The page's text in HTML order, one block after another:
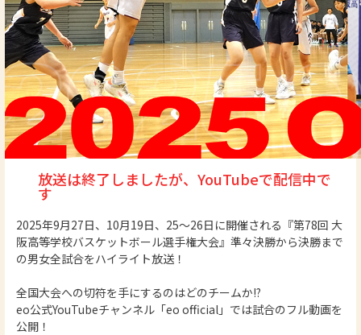
放送は終了しましたが、YouTubeで配信中で
す
2025年9月27日、10月19日、25～26日に開催される『第78回 大
阪高等学校バスケットボール選手権大会』準々決勝から決勝まで
の男女全試合をハイライト放送！
全国大会への切符を手にするのはどのチームか!?
eo公式YouTubeチャンネル「eo official」では試合のフル動画を
公開！